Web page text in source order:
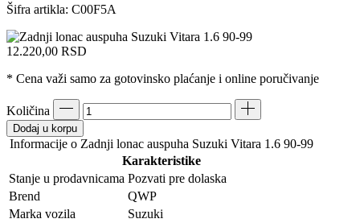
Šifra artikla: C00F5A
12.220,00 RSD
* Cena važi samo za gotovinsko plaćanje i online poručivanje
Količina
Dodaj u korpu
Informacije o Zadnji lonac auspuha Suzuki Vitara 1.6 90-99
Karakteristike
Stanje u prodavnicama Pozvati pre dolaska
Brend
QWP
Marka vozila
Suzuki